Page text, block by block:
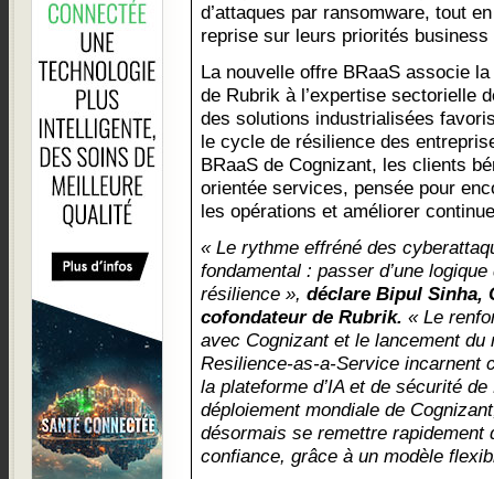
d’attaques par ransomware, tout
reprise sur leurs priorités
La nouvelle offre BRaaS associe
de Rubrik à l’expertise sectorielle
des solutions industrialisées
le cycle de résilience des
BRaaS de Cognizant, les clients
orientée services, pensée pour
les opérations et améliorer
« Le rythme effréné des
fondamental : passer d’une
résilience », déclare Bipul Sinha,
cofondateur de Rubrik. « Le
avec Cognizant et le lancement
Resilience-as-a-Service incarnent
la plateforme d’IA et de sécurité
déploiement mondiale de
désormais se remettre rapidement
confiance, grâce à un modèle